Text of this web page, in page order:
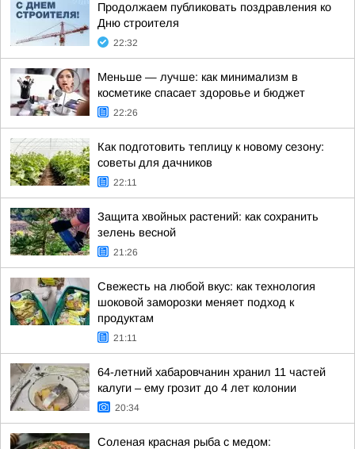
Продолжаем публиковать поздравления ко
Дню строителя
22:32
Меньше — лучше: как минимализм в
косметике спасает здоровье и бюджет
22:26
Как подготовить теплицу к новому сезону:
советы для дачников
22:11
Защита хвойных растений: как сохранить
зелень весной
21:26
Свежесть на любой вкус: как технология
шоковой заморозки меняет подход к
продуктам
21:11
64-летний хабаровчанин хранил 11 частей
калуги – ему грозит до 4 лет колонии
20:34
Соленая красная рыба с медом: